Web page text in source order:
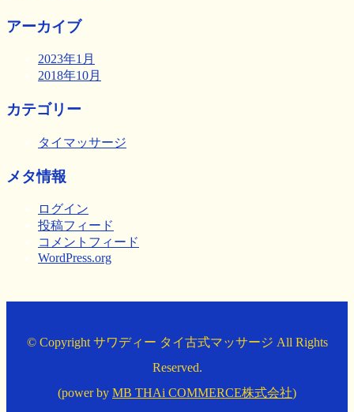
アーカイブ
2023年1月
2018年10月
カテゴリー
タイマッサージ
メタ情報
ログイン
投稿フィード
コメントフィード
WordPress.org
© Copyright サワディー タイ古式マッサージ All Rights
Reserved.
(power by MB THAi COMMERCE株式会社)